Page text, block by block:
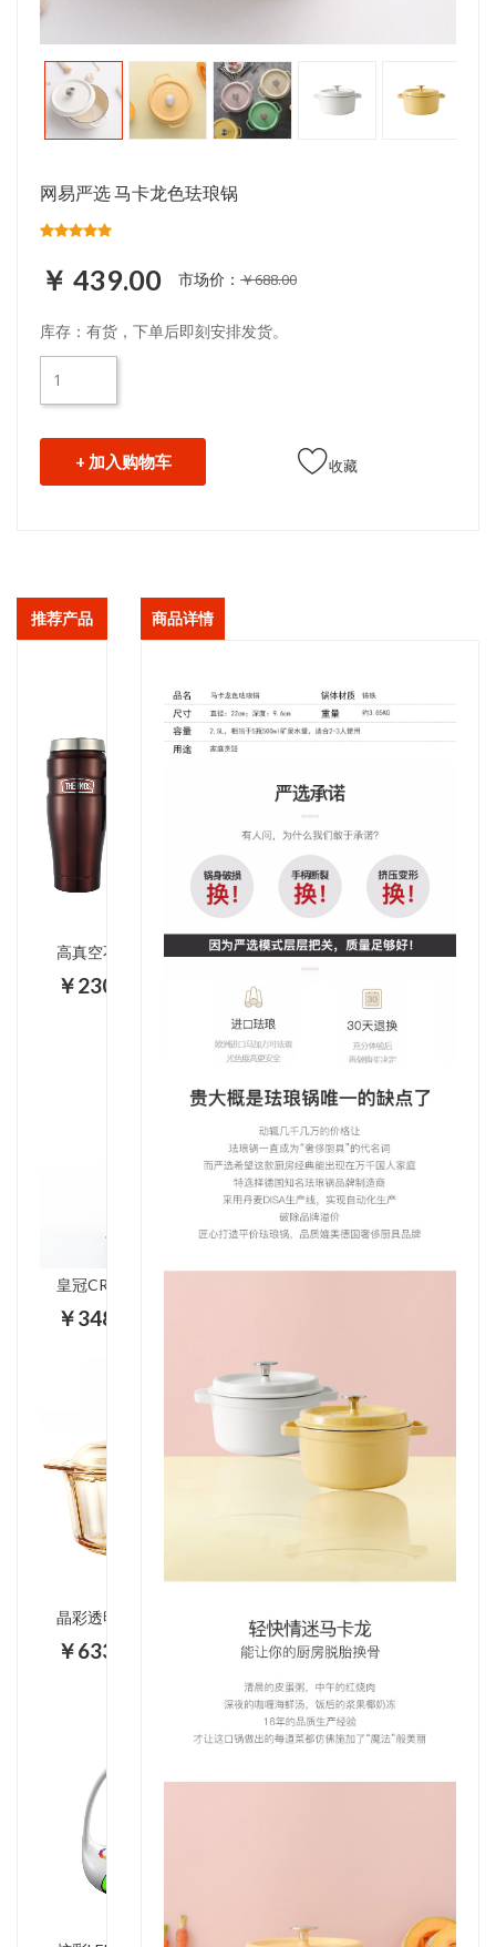
网易严选 马卡龙色珐琅锅
￥ 439.00 市场价： ￥688.00
库存：有货，下单后即刻安排发货。
+ 加入购物车 收藏
推荐产品
高真空不锈钢保温杯SK1000
￥230.00
皇冠CROWN C-F5280拉杆箱
￥348.00
晶彩透明锅晶钻系列4.1L VS-41-DI/CN
￥633.00
商品详情